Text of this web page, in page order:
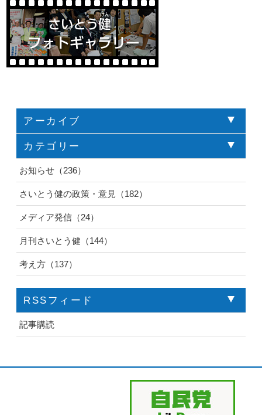
アーカイブ
カテゴリー
お知らせ（236）
さいとう健の政策・意見（182）
メディア発信（24）
月刊さいとう健（144）
考え方（137）
RSSフィード
記事購読